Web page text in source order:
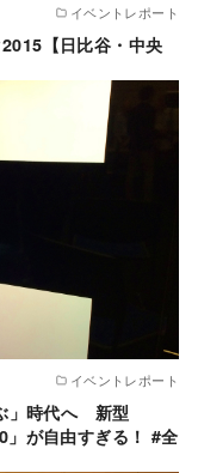
イベントレポート
【日比谷・中央
イベントレポート
」時代へ 新型
が自由すぎる！ #全